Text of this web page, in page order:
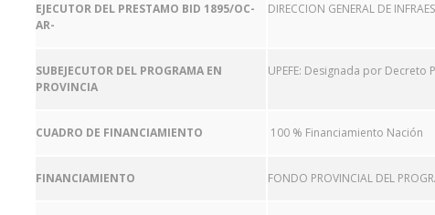
EJECUTOR DEL PRESTAMO BID 1895/OC-
AR-
DIRECCION GENERAL DE
SUBEJECUTOR DEL PROGRAMA EN
PROVINCIA
UPEFE: Designada por Decreto
CUADRO DE FINANCIAMIENTO 100 % Financiamiento Nación
FINANCIAMIENTO FONDO PROVINCIAL DEL